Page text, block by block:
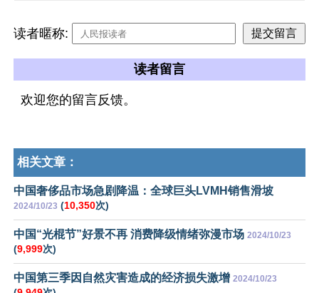
读者暱称:
读者留言
欢迎您的留言反馈。
相关文章：
中国奢侈品市场急剧降温：全球巨头LVMH销售滑坡
2024/10/23 (10,350次)
中国“光棍节”好景不再 消费降级情绪弥漫市场 2024/10/23
(9,999次)
中国第三季因自然灾害造成的经济损失激增 2024/10/23